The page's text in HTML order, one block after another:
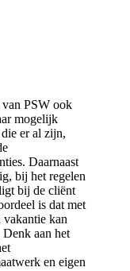
PSW ook
mogelijk
er al zijn,
Daarnaast
bij het regelen
bij de cliënt
is dat met
vakantie kan
aan het
en eigen